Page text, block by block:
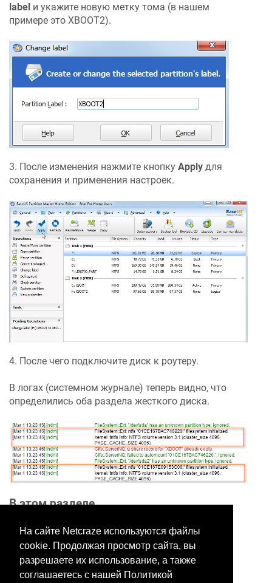
На сайте Netcraze используются файлы
cookie. Продолжая просмотр сайта, вы
разрешаете их использование, а также
соглашаетесь с нашей Политикой
label и укажите новую метку тома (в нашем
примере это XBOOT2).
3. После изменения нажмите кнопку Apply для
сохранения и применения настроек.
4. После чего подключите диск к роутеру.
В логах (системном журнале) теперь видно, что
определились оба раздела жесткого диска.
В этом разделе
Хотите оставить отзыв?
Нажмите здесь, чтобы